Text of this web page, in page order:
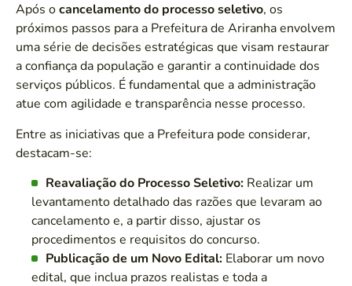
Após ocancelamento do processo seletivo, os
próximos passos para a Prefeitura de Ariranha envolvem
uma série de decisões estratégicas que visam restaurar
a confiança da população e garantir a continuidade dos
serviços públicos. É fundamental que a administração
atue com agilidade e transparência nesse processo.
Entre as iniciativas que a Prefeitura pode considerar,
destacam-se:
Reavaliação do Processo Seletivo: Realizar um
levantamento detalhado das razões que levaram ao
cancelamento e, a partir disso, ajustar os
procedimentos e requisitos do concurso.
Publicação de um Novo Edital: Elaborar um novo
edital, que inclua prazos realistas e toda a